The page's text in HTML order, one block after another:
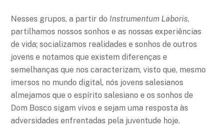
Nesses grupos, a partir do Instrumentum Laboris,
partilhamos nossos sonhos e as nossas experiências
de vida; socializamos realidades e sonhos de outros
jovens e notamos que existem diferenças e
semelhanças que nos caracterizam, visto que, mesmo
imersos no mundo digital, nós jovens salesianos
almejamos que o espírito salesiano e os sonhos de
Dom Bosco sigam vivos e sejam uma resposta às
adversidades enfrentadas pela juventude hoje.